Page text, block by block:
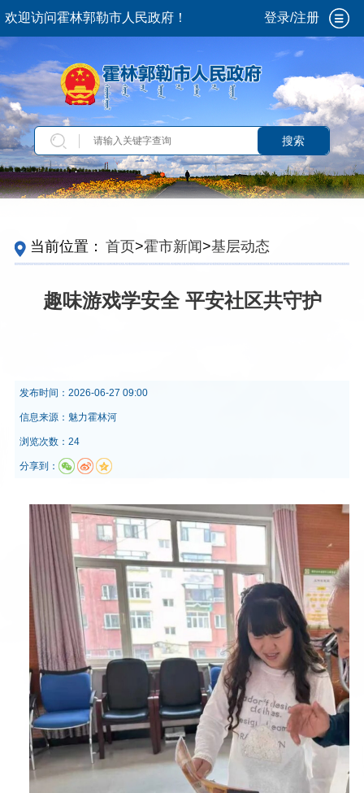
欢迎访问霍林郭勒市人民政府！ 登录/注册
搜索
当前位置： 首页>霍市新闻>基层动态
趣味游戏学安全 平安社区共守护
发布时间： 2026-06-27 09:00
信息来源： 魅力霍林河
浏览次数：24
分享到：